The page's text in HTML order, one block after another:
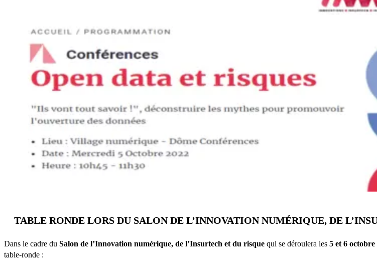
TABLE RONDE LORS DU SALON DE L’INNOVATION NUMÉRIQUE, DE
Dans le cadre du Salon de l’Innovation numérique, de l’Insurtech et du risque qui se déroulera les 5 et 6
table-ronde :